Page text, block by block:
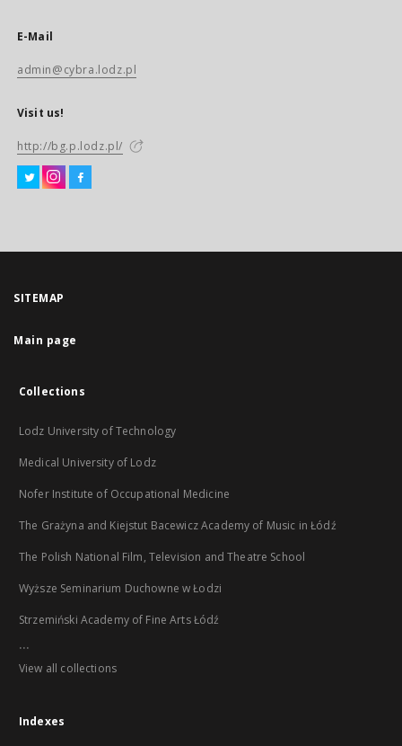
E-Mail
admin@cybra.lodz.pl
Visit us!
http://bg.p.lodz.pl/
SITEMAP
Main page
Collections
Lodz University of Technology
Medical University of Lodz
Nofer Institute of Occupational Medicine
The Grażyna and Kiejstut Bacewicz Academy of Music in Łódź
The Polish National Film, Television and Theatre School
Wyższe Seminarium Duchowne w Łodzi
Strzemiński Academy of Fine Arts Łódź
...
View all collections
Indexes